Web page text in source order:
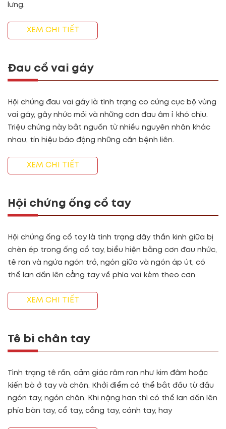
lưng.
XEM CHI TIẾT
Đau cổ vai gáy
Hội chứng đau vai gáy là tình trạng co cứng cục bộ vùng
vai gáy, gây nhức mỏi và những cơn đau âm ỉ khó chịu.
Triệu chứng này bắt nguồn từ nhiều nguyên nhân khác
nhau, tín hiệu báo động những căn bệnh liên.
XEM CHI TIẾT
Hội chứng ống cổ tay
Hội chứng ống cổ tay là tình trạng dây thần kinh giữa bị
chèn ép trong ống cổ tay, biểu hiện bằng cơn đau nhức,
tê ran và ngứa ngón trỏ, ngón giữa và ngón áp út, có
thể lan dần lên cẳng tay về phía vai kèm theo cơn
XEM CHI TIẾT
Tê bì chân tay
Tình trạng tê rần, cảm giác râm ran như kim đâm hoặc
kiến bò ở tay và chân. Khởi điểm có thể bắt đầu từ đầu
ngón tay, ngón chân. Khi nặng hơn thì có thể lan dần lên
phía bàn tay, cổ tay, cẳng tay, cánh tay, hay